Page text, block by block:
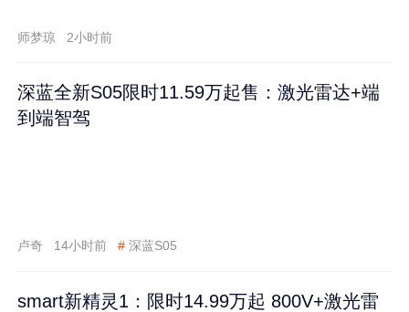
师梦琼 2小时前
深蓝全新S05限时11.59万起售：激光雷达+端
到端智驾
卢奇 14小时前 # 深蓝S05
smart新精灵1：限时14.99万起 800V+激光雷